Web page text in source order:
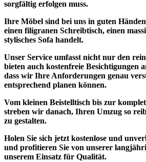
sorgfältig erfolgen muss.
Ihre Möbel sind bei uns in guten
einen filigranen Schreibtisch, einen
stylisches Sofa handelt.
Unser Service umfasst nicht nur den
bieten auch kostenfreie Besichtigungen
dass wir Ihre Anforderungen genau
entsprechend planen können.
Vom kleinen Beistelltisch bis zur
streben wir danach, Ihren Umzug so
zu gestalten.
Holen Sie sich jetzt kostenlose und
und profitieren Sie von unserer
unserem Einsatz für Qualität.